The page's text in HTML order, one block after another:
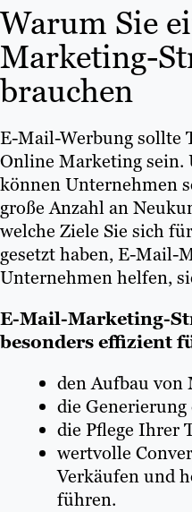
Warum Sie
Marketing-
brauchen
E-Mail-Werbung sollte
Online Marketing sein.
können Unternehmen
große Anzahl an
welche Ziele Sie sich
gesetzt haben, E-
Unternehmen helfen,
E-Mail-Marketing-
besonders effizient
den Aufbau von
die
die Pflege Ihrer
wertvolle
Verkäufen und
führen.